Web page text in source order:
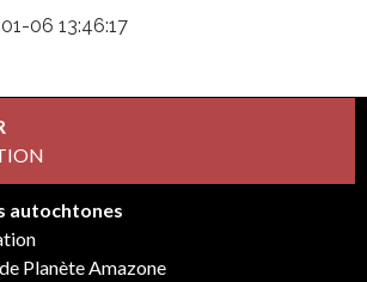
06 13:46:17
autochtones
Planète Amazone